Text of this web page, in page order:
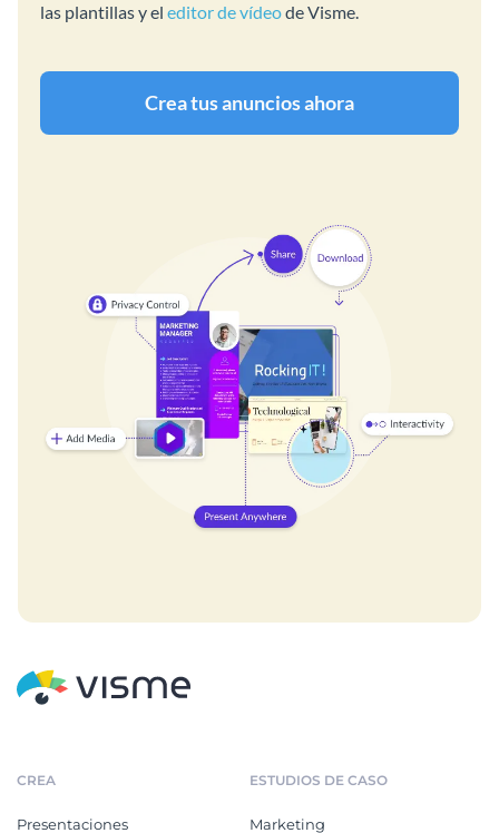
las plantillas y el editor de vídeode Visme.
Crea tus anuncios ahora
CREA
Presentaciones
ESTUDIOS DE CASO
Marketing